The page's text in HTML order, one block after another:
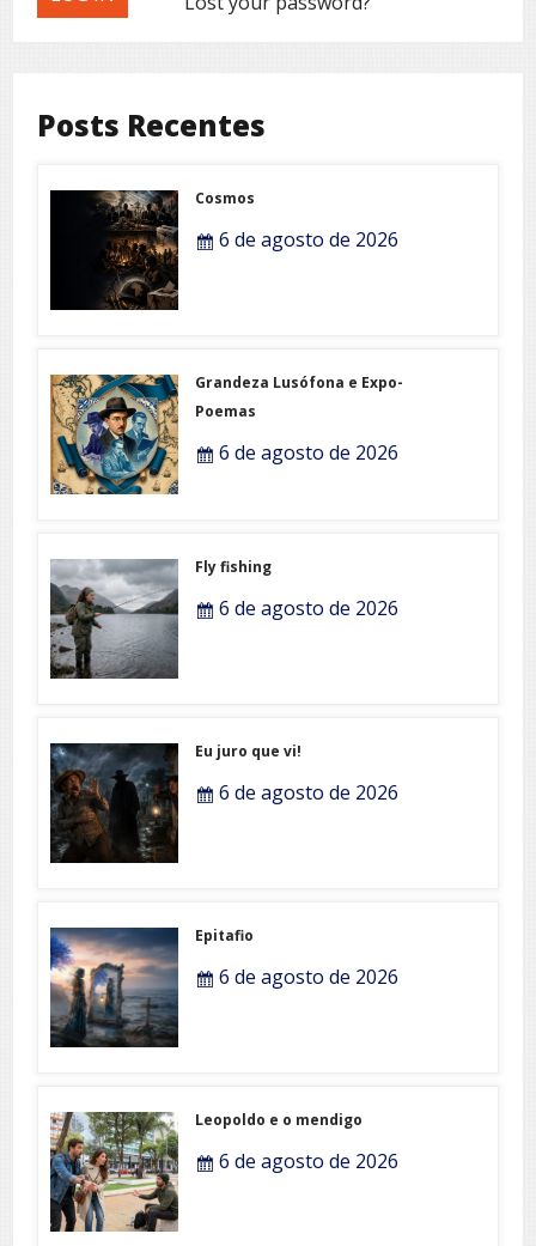
Posts Recentes
Cosmos
6 de agosto de 2026
Grandeza Lusófona e Expo-
Poemas
6 de agosto de 2026
Fly fishing
6 de agosto de 2026
Eu juro que vi!
6 de agosto de 2026
Epitafio
6 de agosto de 2026
Leopoldo e o mendigo
6 de agosto de 2026